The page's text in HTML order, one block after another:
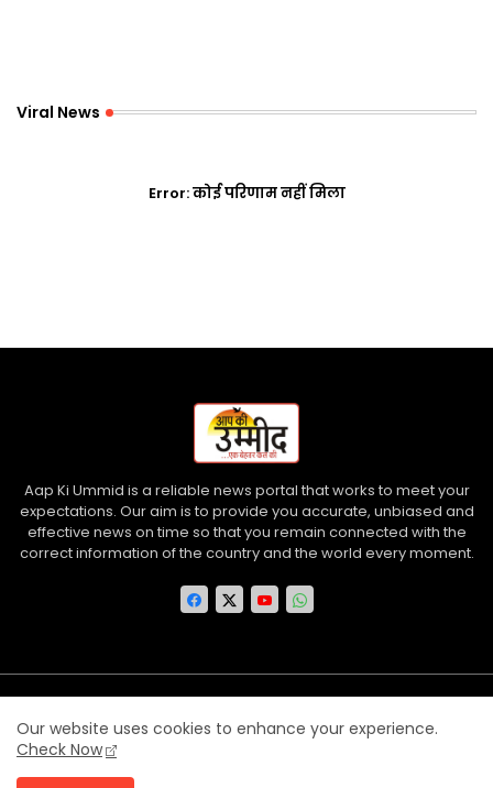
Viral News
Error:कोई परिणाम नहीं मिला
Aap Ki Ummid is a reliable news portal that works to meet your
expectations. Our aim is to provide you accurate, unbiased and
effective news on time so that you remain connected with the
correct information of the country and the world every moment.
Disclaimer
Terms and Conditions
Our website uses cookies to enhance your experience.
Check Now